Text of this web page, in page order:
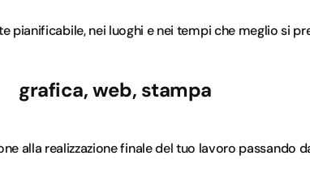
pianificabile, nei luoghi e nei tempi che meglio si
grafica, web, stampa
alla realizzazione finale del tuo lavoro passando